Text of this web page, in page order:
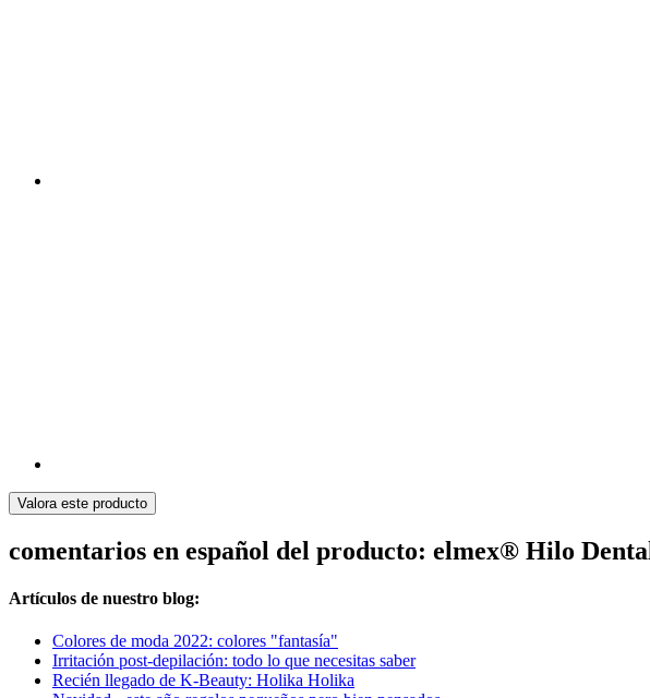
Valora este producto
comentarios en español del producto: elmex® Hilo
Artículos de nuestro blog:
Colores de moda 2022: colores "fantasía"
Irritación post-depilación: todo lo que necesitas saber
Recién llegado de K-Beauty: Holika Holika